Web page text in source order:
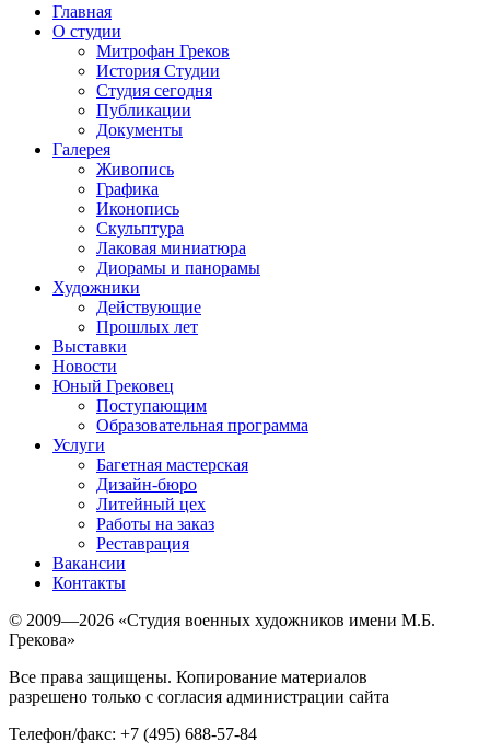
Главная
О студии
Митрофан Греков
История Студии
Студия сегодня
Публикации
Документы
Галерея
Живопись
Графика
Иконопись
Скульптура
Лаковая миниатюра
Диорамы и панорамы
Художники
Действующие
Прошлых лет
Выставки
Новости
Юный Грековец
Поступающим
Образовательная программа
Услуги
Багетная мастерская
Дизайн-бюро
Литейный цех
Работы на заказ
Реставрация
Вакансии
Контакты
© 2009—2026 «Студия военных художников имени М.Б.
Грекова»
Все права защищены. Копирование материалов
разрешено только с согласия администрации сайта
Телефон/факс: +7 (495) 688-57-84